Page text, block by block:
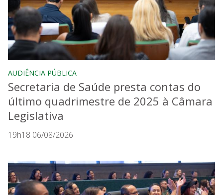
AUDIÊNCIA PÚBLICA
Secretaria de Saúde presta contas do
último quadrimestre de 2025 à Câmara
Legislativa
19h18 06/08/2026